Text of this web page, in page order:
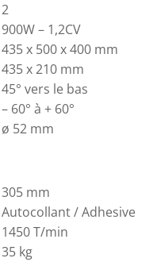
2
900W – 1,2CV
435 x 500 x 400 mm
435 x 210 mm
45° vers le bas
– 60° à + 60°
ø 52 mm
305 mm
Autocollant / Adhesive
1450 T/min
35 kg